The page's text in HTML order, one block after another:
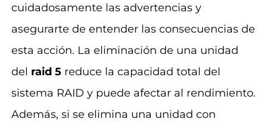
cuidadosamente las advertencias y
asegurarte de entender las consecuencias de
esta acción. La eliminación de una unidad
del raid 5reduce la capacidad total del
sistema RAID y puede afectar al rendimiento.
Además, si se elimina una unidad con